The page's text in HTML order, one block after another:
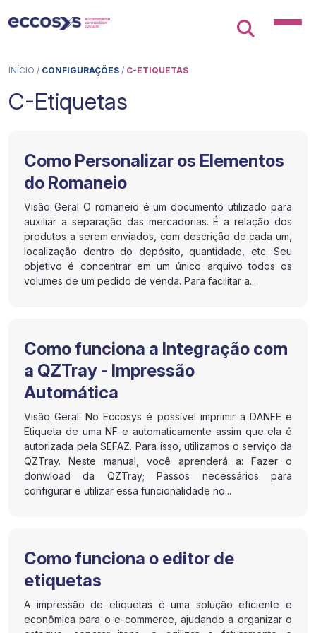
INÍCIO / CONFIGURAÇÕES / C-ETIQUETAS
C-Etiquetas
Como Personalizar os Elementos
do Romaneio
Visão Geral O romaneio é um documento utilizado para
auxiliar a separação das mercadorias. É a relação dos
produtos a serem enviados, com descrição de cada um,
localização dentro do depósito, quantidade, etc. Seu
objetivo é concentrar em um único arquivo todos os
volumes de um pedido de venda. Para facilitar a...
Como funciona a Integração com
a QZTray - Impressão
Automática
Visão Geral: No Eccosys é possível imprimir a DANFE e
Etiqueta de uma NF-e automaticamente assim que ela é
autorizada pela SEFAZ. Para isso, utilizamos o serviço da
QZTray. Neste manual, você aprenderá a: Fazer o
donwload da QZTray; Passos necessários para
configurar e utilizar essa funcionalidade no...
Como funciona o editor de
etiquetas
A impressão de etiquetas é uma solução eficiente e
econômica para o e-commerce, ajudando a organizar o